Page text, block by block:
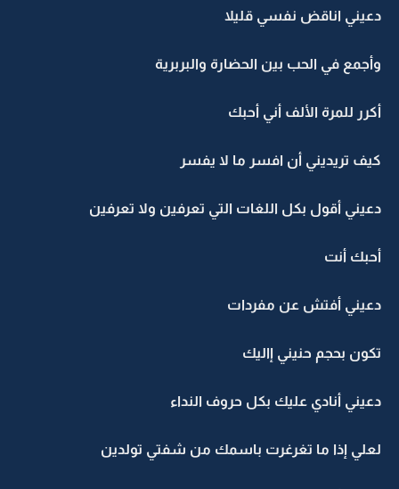
دعيني اناقض نفسي قليلا
وأجمع في الحب بين الحضارة والبربرية
أكرر للمرة الألف أني أحبك
كيف تريديني أن افسر ما لا يفسر
دعيني أقول بكل اللغات التي تعرفين ولا تعرفين
أحبك أنت
دعيني أفتش عن مفردات
تكون بحجم حنيني إاليك
دعيني أنادي عليك بكل حروف النداء
لعلي إذا ما تغرغرت باسمك من شفتي تولدين